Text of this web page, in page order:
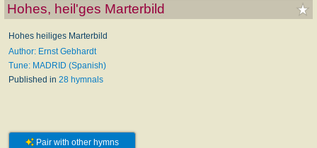
Hohes, heil'ges Marterbild
Hohes heiliges Marterbild
Author: Ernst Gebhardt
Tune: MADRID (Spanish)
Published in 28 hymnals
Pair with other hymns